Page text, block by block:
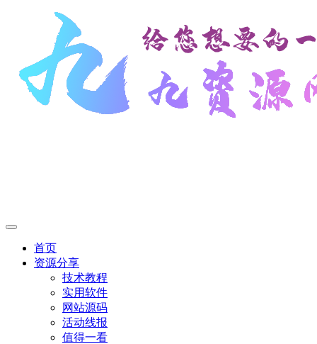
首页
资源分享
技术教程
实用软件
网站源码
活动线报
值得一看